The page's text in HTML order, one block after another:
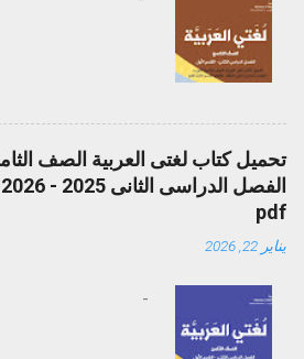
تحميل كتاب لغتى العربية الصف
الفصل
pdf
يناير 22, 2026